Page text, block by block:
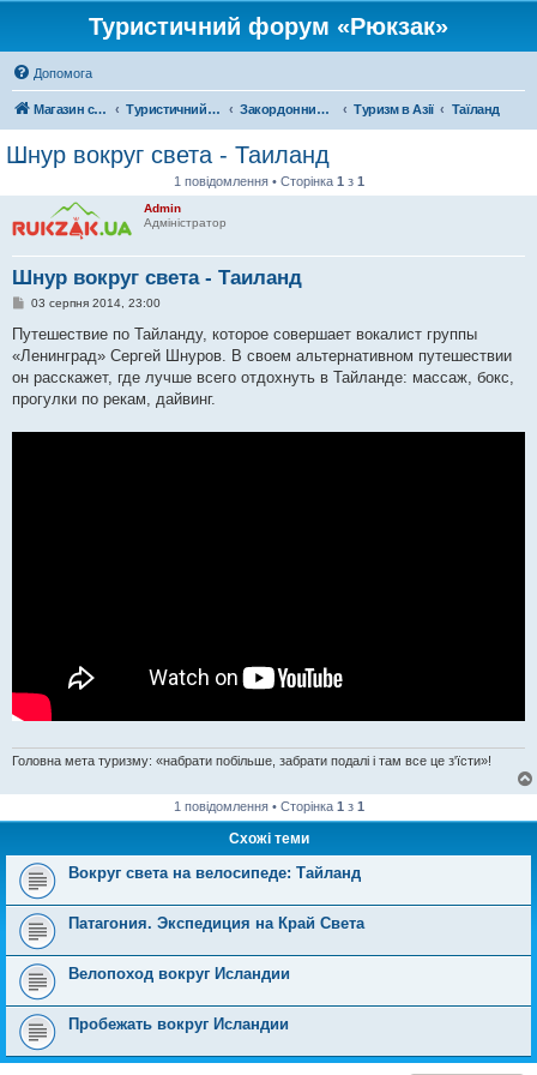
Туристичний форум «Рюкзак»
Допомога
Магазин спорядження Туристичний форум «Рюкзак» Закордонний туризм Туризм в Азії Таїланд
Шнур вокруг света - Таиланд
1 повідомлення • Сторінка 1 з 1
Admin
Адміністратор
Шнур вокруг света - Таиланд
П
в
і
д
о
м
л
н
03 серпня 2014, 23:00
Путешествие по Тайланду, которое совершает вокалист группы
«Ленинград» Сергей Шнуров. В своем альтернативном путешествии
он расскажет, где лучше всего отдохнуть в Тайланде: массаж, бокс,
прогулки по рекам, дайвинг.
Головна мета туризму: «набрати побільше, забрати подалі і там все це з'їсти»!
1 повідомлення • Сторінка 1 з 1
Схожі теми
Вокруг света на велосипеде: Тайланд
Патагония. Экспедиция на Край Света
Велопоход вокруг Исландии
Пробежать вокруг Исландии